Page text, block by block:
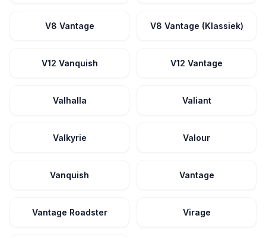
V8 Vantage V8 Vantage (Klassiek)
V12 Vanquish V12 Vantage
Valhalla Valiant
Valkyrie Valour
Vanquish Vantage
Vantage Roadster Virage